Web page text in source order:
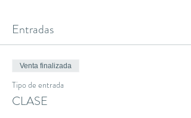
Entradas
Venta finalizada
Tipo de entrada
CLASE